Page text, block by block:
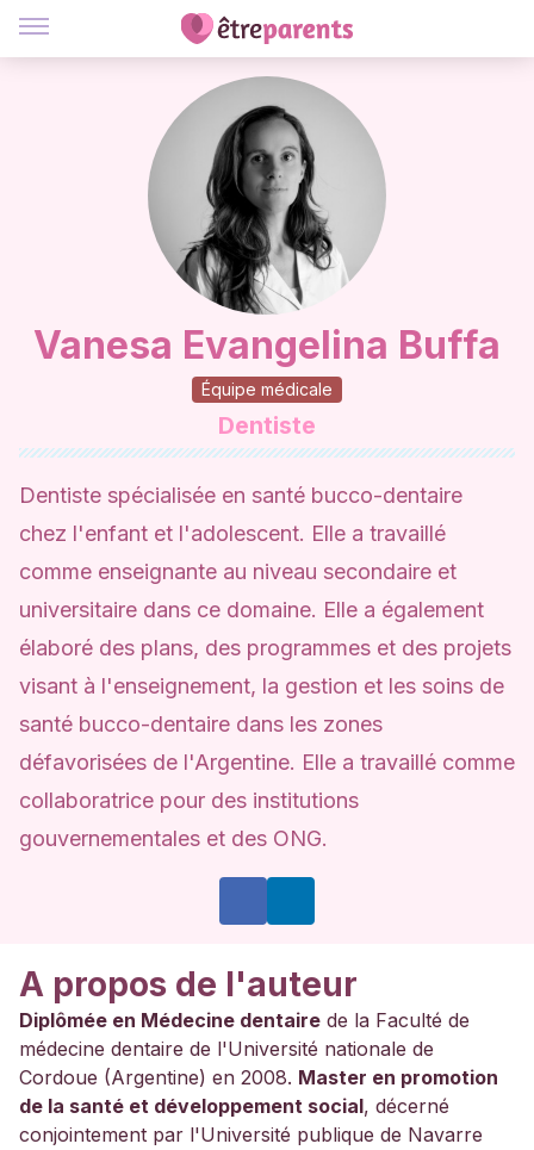
Vanesa Evangelina Buffa
Équipe médicale
Dentiste
Dentiste spécialisée en santé bucco-dentaire
chez l'enfant et l'adolescent. Elle a travaillé
comme enseignante au niveau secondaire et
universitaire dans ce domaine. Elle a également
élaboré des plans, des programmes et des projets
visant à l'enseignement, la gestion et les soins de
santé bucco-dentaire dans les zones
défavorisées de l'Argentine. Elle a travaillé comme
collaboratrice pour des institutions
gouvernementales et des ONG.
A propos de l'auteur
Diplômée en Médecine dentaire de la Faculté de
médecine dentaire de l'Université nationale de
Cordoue (Argentine) en 2008. Master en promotion
de la santé et développement social, décerné
conjointement par l'Université publique de Navarre